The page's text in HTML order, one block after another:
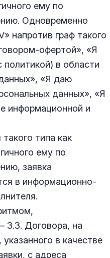
ему по
Одновременно
напротив граф такого
офертой», «Я
в области
«Я даю
данных», «Я
информационной и
типа как
ему по
заявка
в информационно-
3.3. Договора, на
в качестве
с адреса